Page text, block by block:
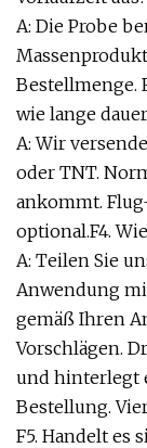
A: Die Probe
Bestellmenge.
wie lange
A: Wir
oder TNT.
ankommt.
optional.F4.
A: Teilen Sie
Anwendung
gemäß Ihren
Vorschlägen.
und hinterlegt
Bestellung.
F5. Handelt es